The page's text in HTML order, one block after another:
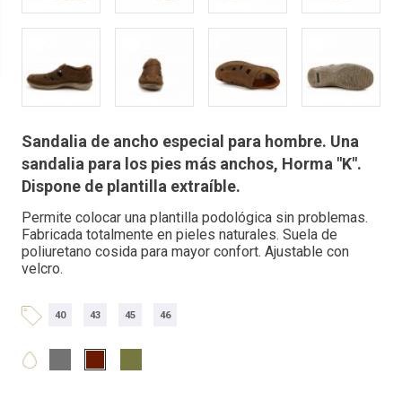
Sandalia de ancho especial para hombre. Una
sandalia para los pies más anchos, Horma "K".
Dispone de plantilla extraíble.
Permite colocar una plantilla podológica sin problemas.
Fabricada totalmente en pieles naturales. Suela de
poliuretano cosida para mayor confort. Ajustable con
velcro.
40 43 45 46